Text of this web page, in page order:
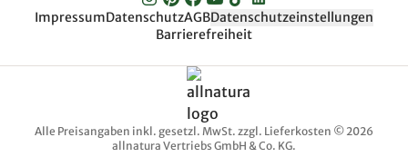
ImpressumDatenschutzAGBDatenschutzeinstellungen
Barrierefreiheit
Alle Preisangaben inkl. gesetzl. MwSt. zzgl. Lieferkosten © 2026
allnatura Vertriebs GmbH & Co. KG.